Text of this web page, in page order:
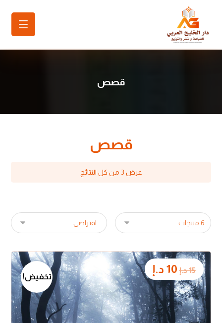
قصص
قصص
عرض ⁦3⁩ من كل النتائج
15د.إ 10 د.إ
تخفيض!